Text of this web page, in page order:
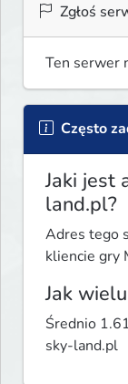
Zgłoś
Ten serwer
Często
Jaki jest
land.pl?
Adres tego
kliencie gry
Jak
Średnio
sky-land.pl